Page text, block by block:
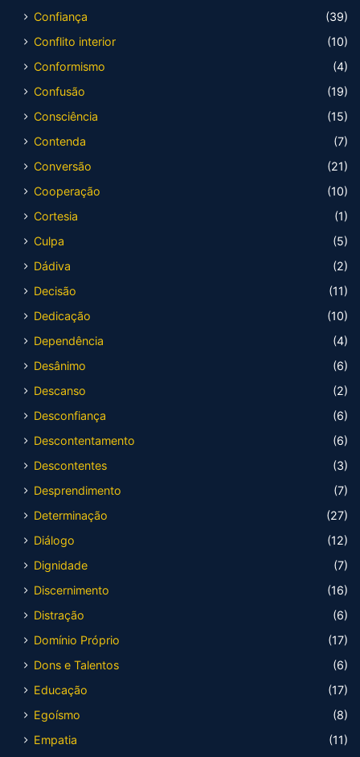
Confiança
(39)
Conflito interior
(10)
Conformismo
(4)
Confusão
(19)
Consciência
(15)
Contenda
(7)
Conversão
(21)
Cooperação
(10)
Cortesia
(1)
Culpa
(5)
Dádiva
(2)
Decisão
(11)
Dedicação
(10)
Dependência
(4)
Desânimo
(6)
Descanso
(2)
Desconfiança
(6)
Descontentamento
(6)
Descontentes
(3)
Desprendimento
(7)
Determinação
(27)
Diálogo
(12)
Dignidade
(7)
Discernimento
(16)
Distração
(6)
Domínio Próprio
(17)
Dons e Talentos
(6)
Educação
(17)
Egoísmo
(8)
Empatia
(11)